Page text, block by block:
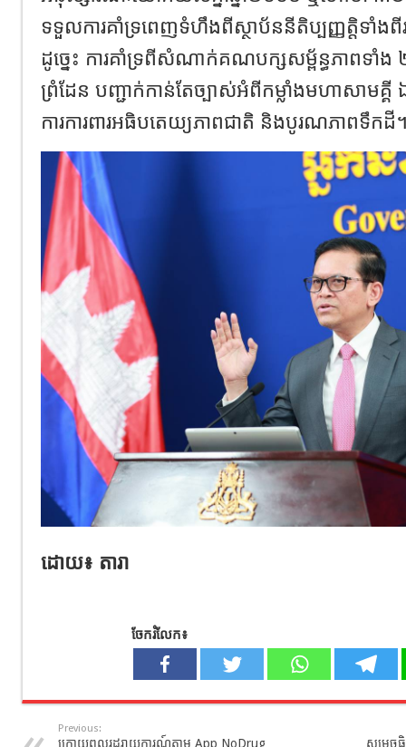
ទទួលការគាំទ្រពេញទំហឹងពីស្ថាប័ននីតិប្បញ្ញត្តិទាំងពី
ដូច្នេះ ការគាំទ្រពីសំណាក់គណបក្សសម្ព័ន្ធភាពទ
ព្រំដែន បញ្ជាក់កាន់តែច្បាស់អំពីកម្លាំងមហាសាមគ្គី ឯ
ការការពារអធិបតេយ្យភាពជាតិ និងបូរណភាពទឹកដី
ដោយ​៖ តារា​
ចែករំលែក៖
Previous:
ក្រោយពលរដ្ឋរាយការណ៍តាម App NoDrug
សម្ដេច